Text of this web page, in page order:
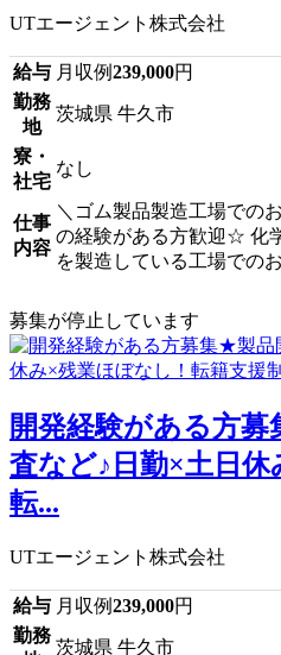
UTエージェント株式会社
給与 月収例239,000円
勤務
地
茨城県 牛久市
寮・
社宅
なし
仕事
内容
＼ゴム製品製造工場での
の経験がある方歓迎☆ 化
を製造している工場での
募集が停止しています
開発経験がある方
査など♪日勤×土日休
転...
UTエージェント株式会社
給与 月収例239,000円
勤務
茨城県 牛久市